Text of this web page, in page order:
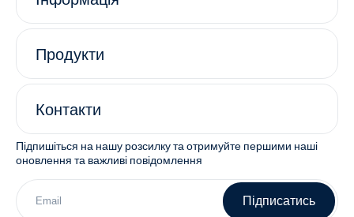
Продукти
Контакти
Підпишіться на нашу розсилку та отримуйте першими наші
оновлення та важливі повідомлення
Підписатись